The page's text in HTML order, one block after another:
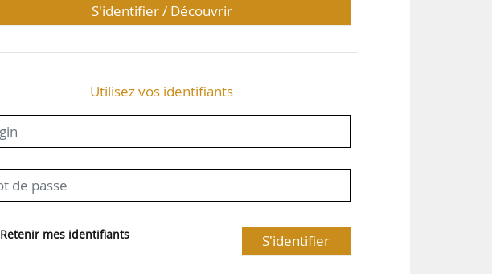
S'identifier / Découvrir
Utilisez vos identifiants
Retenir mes identifiants S'identifier